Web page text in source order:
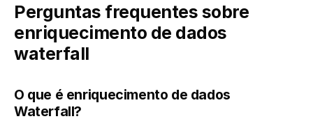
Perguntas frequentes sobre
enriquecimento de dados
waterfall
O que é enriquecimento de dados
Waterfall?